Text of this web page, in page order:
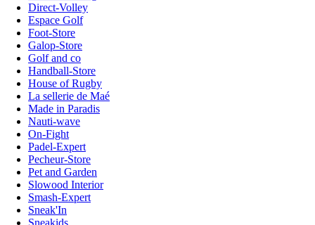
Direct-Volley
Espace Golf
Foot-Store
Galop-Store
Golf and co
Handball-Store
House of Rugby
La sellerie de Maé
Made in Paradis
Nauti-wave
On-Fight
Padel-Expert
Pecheur-Store
Pet and Garden
Slowood Interior
Smash-Expert
Sneak'In
Sneakids